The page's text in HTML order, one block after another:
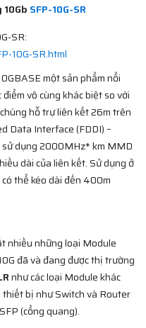
SFP-10G-SR
SR:
10G-SR.html
một sản phẩm nổi
vô cùng khác biệt so với
hỗ trự liên kết 26m trên
Data Interface (FDDI) –
dụng 2000MHz* km MMD
dài của liên kết. Sử dụng ở
thể kéo dài đến 400m
nhiều những loại Module
đã và đang được thị trường
như các loại Module khác
thiết bị như Switch và Router
(cổng quang).